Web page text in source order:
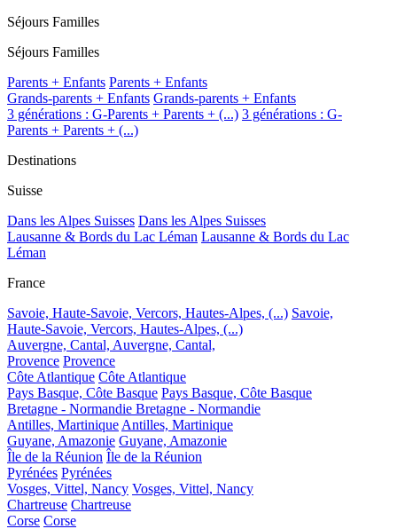
Séjours Familles
Séjours Familles
Parents + Enfants Parents + Enfants
Grands-parents + Enfants Grands-parents + Enfants
3 générations : G-Parents + Parents + (...) 3 générations : G-
Parents + Parents + (...)
Destinations
Suisse
Dans les Alpes Suisses Dans les Alpes Suisses
Lausanne & Bords du Lac Léman Lausanne & Bords du Lac
Léman
France
Savoie, Haute-Savoie, Vercors, Hautes-Alpes, (...) Savoie,
Haute-Savoie, Vercors, Hautes-Alpes, (...)
Auvergne, Cantal, Auvergne, Cantal,
Provence Provence
Côte Atlantique Côte Atlantique
Pays Basque, Côte Basque Pays Basque, Côte Basque
Bretagne - Normandie Bretagne - Normandie
Antilles, Martinique Antilles, Martinique
Guyane, Amazonie Guyane, Amazonie
Île de la Réunion Île de la Réunion
Pyrénées Pyrénées
Vosges, Vittel, Nancy Vosges, Vittel, Nancy
Chartreuse Chartreuse
Corse Corse